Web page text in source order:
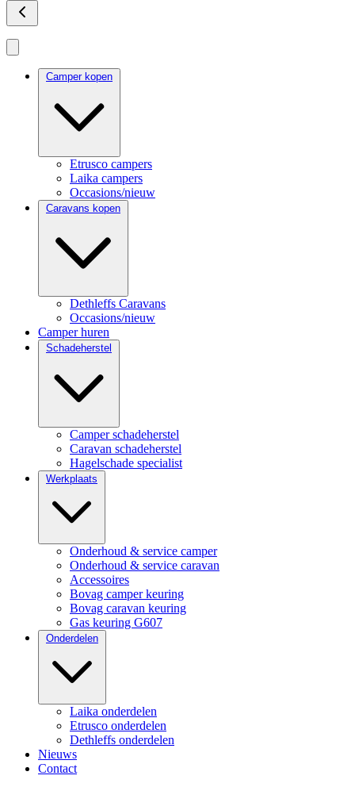
Camper kopen
Etrusco campers
Laika campers
Occasions/nieuw
Caravans kopen
Dethleffs Caravans
Occasions/nieuw
Camper huren
Schadeherstel
Camper schadeherstel
Caravan schadeherstel
Hagelschade specialist
Werkplaats
Onderhoud & service camper
Onderhoud & service caravan
Accessoires
Bovag camper keuring
Bovag caravan keuring
Gas keuring G607
Onderdelen
Laika onderdelen
Etrusco onderdelen
Dethleffs onderdelen
Nieuws
Contact